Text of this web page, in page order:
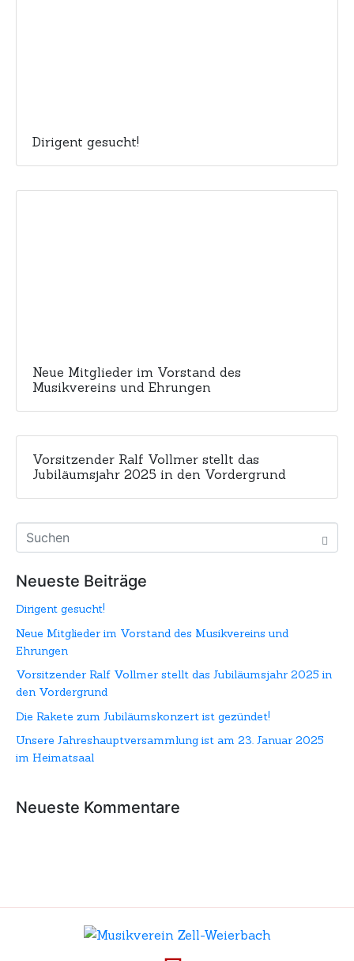
Dirigent gesucht!
Neue Mitglieder im Vorstand des
Musikvereins und Ehrungen
Vorsitzender Ralf Vollmer stellt das
Jubiläumsjahr 2025 in den Vordergrund
Neueste Beiträge
Dirigent gesucht!
Neue Mitglieder im Vorstand des Musikvereins und
Ehrungen
Vorsitzender Ralf Vollmer stellt das Jubiläumsjahr 2025 in
den Vordergrund
Die Rakete zum Jubiläumskonzert ist gezündet!
Unsere Jahreshauptversammlung ist am 23. Januar 2025
im Heimatsaal
Neueste Kommentare